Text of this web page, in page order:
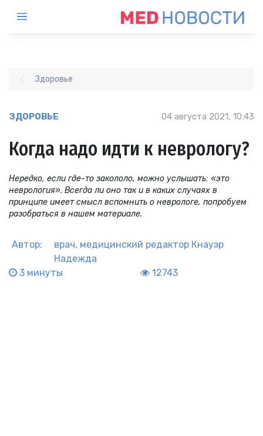
Здоровье
ЗДОРОВЬЕ 04 августа 2021, 10:43
Когда надо идти к неврологу?
Нередко, если где-то закололо, можно услышать: «это
неврология». Всегда ли оно так и в каких случаях в
принципе имеет смысл вспомнить о неврологе, попробуем
разобраться в нашем материале.
Автор: врач, медицинский редактор Кнауэр
Надежда
3 минуты
12743